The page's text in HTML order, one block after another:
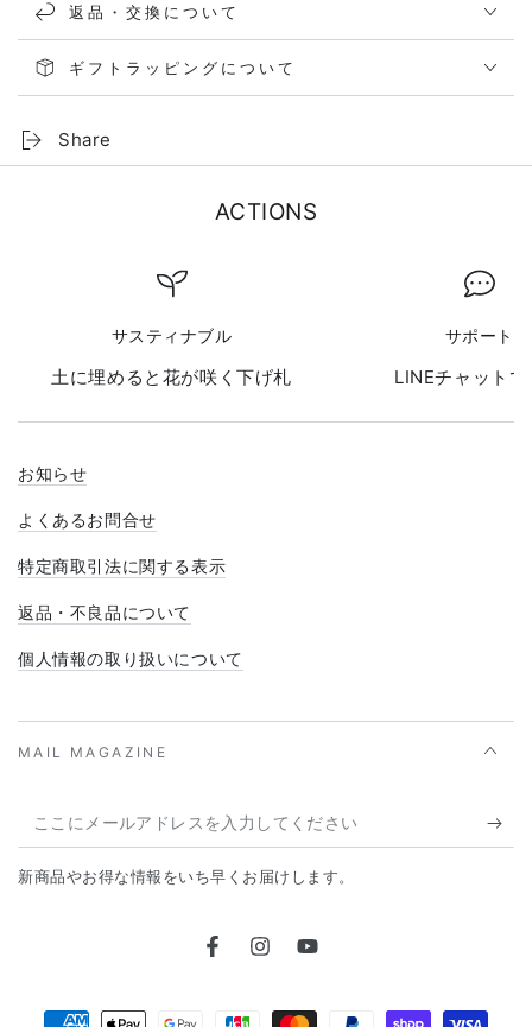
返品・交換について
ギフトラッピングについて
Share
ACTIONS
サスティナブル
土に埋めると花が咲く下げ札
サポート
LINEチャット
お知らせ
よくあるお問合せ
特定商取引法に関する表示
返品・不良品について
個人情報の取り扱いについて
MAIL MAGAZINE
こ
こ
に
新商品やお得な情報をいち早くお届けします。
FacebookInstagramYouTube